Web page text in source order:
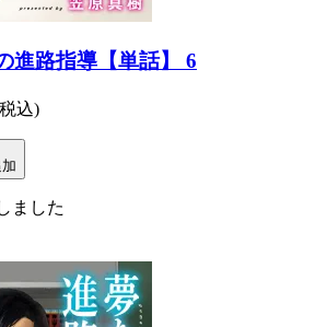
進路指導【単話】 6
込)
ました